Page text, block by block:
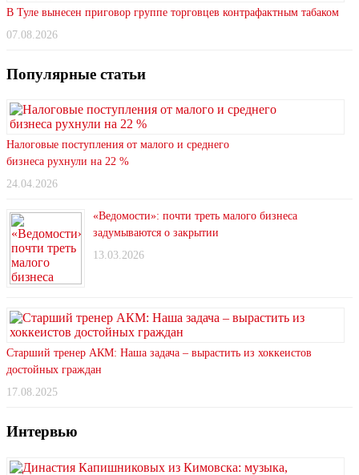
В Туле вынесен приговор группе торговцев контрафактным табаком
07.08.2026
Популярные статьи
Налоговые поступления от малого и среднего
бизнеса рухнули на 22 %
24.04.2026
«Ведомости»: почти треть малого бизнеса
задумываются о закрытии
13.03.2026
Старший тренер АКМ: Наша задача – вырастить из хоккеистов
достойных граждан
17.08.2025
Интервью